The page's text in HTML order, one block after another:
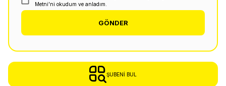
Metni'ni okudum ve anladım.
GÖNDER
ŞUBENI BUL